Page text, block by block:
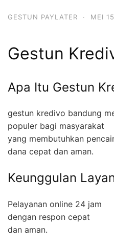
GESTUN PAYLATER · MEI
Gestun
Apa Itu Gestun
gestun kredivo bandung
populer bagi masyarakat
yang membutuhkan
dana cepat dan aman.
Keunggulan
Pelayanan online 24 jam
dengan respon cepat
dan aman.